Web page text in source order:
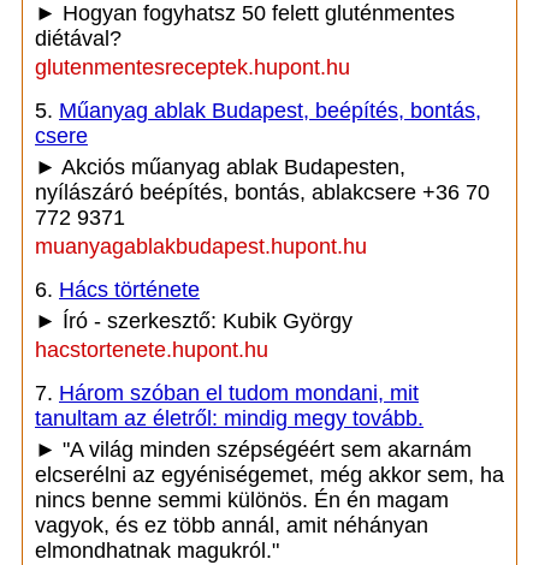
► Hogyan fogyhatsz 50 felett gluténmentes
diétával?
glutenmentesreceptek.hupont.hu
5. Műanyag ablak Budapest, beépítés, bontás,
csere
► Akciós műanyag ablak Budapesten,
nyílászáró beépítés, bontás, ablakcsere +36 70
772 9371
muanyagablakbudapest.hupont.hu
6. Hács története
► Író - szerkesztő: Kubik György
hacstortenete.hupont.hu
7. Három szóban el tudom mondani, mit
tanultam az életről: mindig megy tovább.
► "A világ minden szépségéért sem akarnám
elcserélni az egyéniségemet, még akkor sem, ha
nincs benne semmi különös. Én én magam
vagyok, és ez több annál, amit néhányan
elmondhatnak magukról."